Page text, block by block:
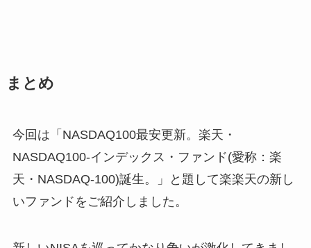
まとめ
今回は「NASDAQ100最安更新。楽天・
NASDAQ100-インデックス・ファンド(愛称：楽
天・NASDAQ-100)誕生。」と題して楽楽天の新し
いファンドをご紹介しました。